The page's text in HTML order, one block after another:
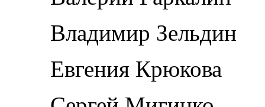
Владимир Зельдин
Евгения Крюкова